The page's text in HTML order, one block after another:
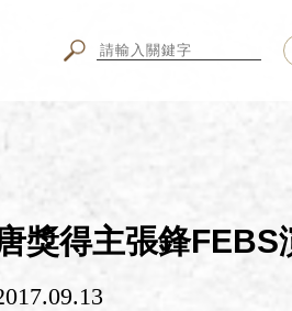
獎得主張鋒FEBS